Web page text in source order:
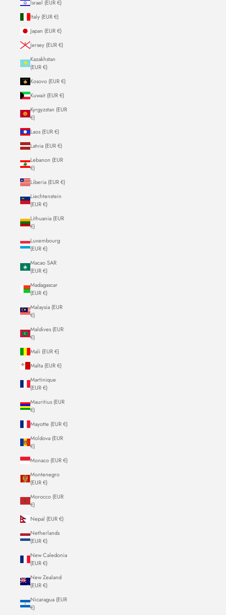
Israel (EUR €)
Italy (EUR €)
Japan (EUR €)
Jersey (EUR €)
Kazakhstan
(EUR €)
Kosovo (EUR €)
Kuwait (EUR €)
Kyrgyzstan (EUR
€)
Laos (EUR €)
Latvia (EUR €)
Lebanon (EUR
€)
Liberia (EUR €)
Liechtenstein
(EUR €)
Lithuania (EUR
€)
Luxembourg
(EUR €)
Macao SAR
(EUR €)
Madagascar
(EUR €)
Malaysia (EUR
€)
Maldives (EUR
€)
Mali (EUR €)
Malta (EUR €)
Martinique
(EUR €)
Mauritius (EUR
€)
Mayotte (EUR €)
Moldova (EUR
€)
Monaco (EUR €)
Montenegro
(EUR €)
Morocco (EUR
€)
Nepal (EUR €)
Netherlands
(EUR €)
New Caledonia
(EUR €)
New Zealand
(EUR €)
Nicaragua (EUR
€)